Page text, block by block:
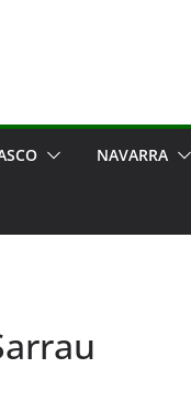
NAVARRA